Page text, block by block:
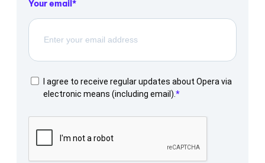
Your email
I agree to receive regular updates about Opera via
electronic means (including email).